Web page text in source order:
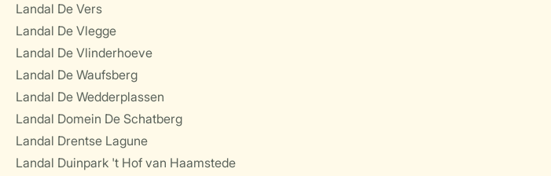
Landal De Vers
Landal De Vlegge
Landal De Vlinderhoeve
Landal De Waufsberg
Landal De Wedderplassen
Landal Domein De Schatberg
Landal Drentse Lagune
Landal Duinpark 't Hof van Haamstede